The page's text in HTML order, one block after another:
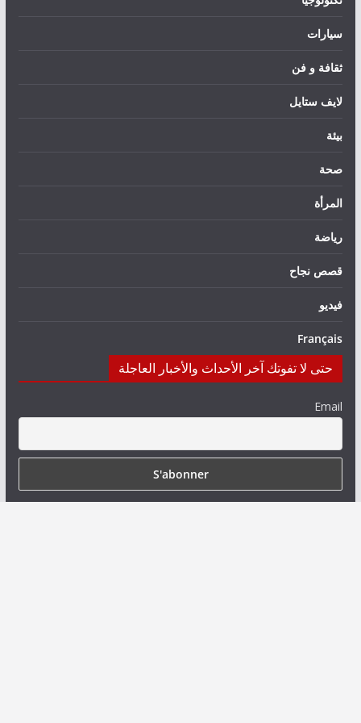
سيارات
ثقافة و فن
لايف ستايل
بيئة
صحة
المرأة
رياضة
قصص نجاح
فيديو
Français
حتى لا تفوتك آخر الأحداث والأخبار العاجلة
Email